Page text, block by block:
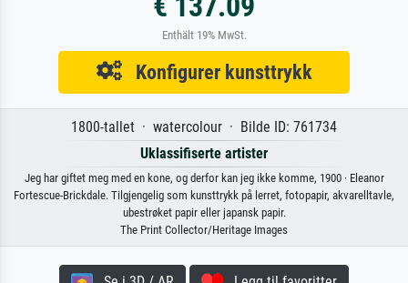
Enthält 19% MwSt.
Konfigurer kunsttrykk
1800-tallet · watercolour · Bilde ID: 761734
Uklassifiserte artister
Jeg har giftet meg med en kone, og derfor kan jeg ikke komme, 1900 · Eleanor
Fortescue-Brickdale. Tilgjengelig som kunsttrykk på lerret, fotopapir, akvarelltavle,
ubestrøket papir eller japansk papir.
The Print Collector/Heritage Images